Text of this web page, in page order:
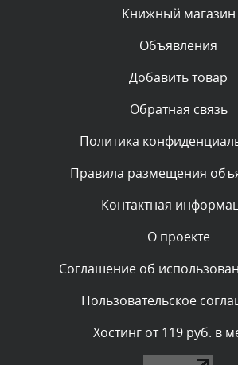
Комментарий проверяется
администратором.
Комментарий проверяется
администратором.
Комментарий проверяется
администратором.
Комментарий проверяется
Текст комментария будет виден
Книжный магазин
Объявления
Добавить товар
Обратная связь
Политика
Правила размещения
Контактная
О проекте
Соглашение об
Пользовательское
Хостинг от 119 руб. в